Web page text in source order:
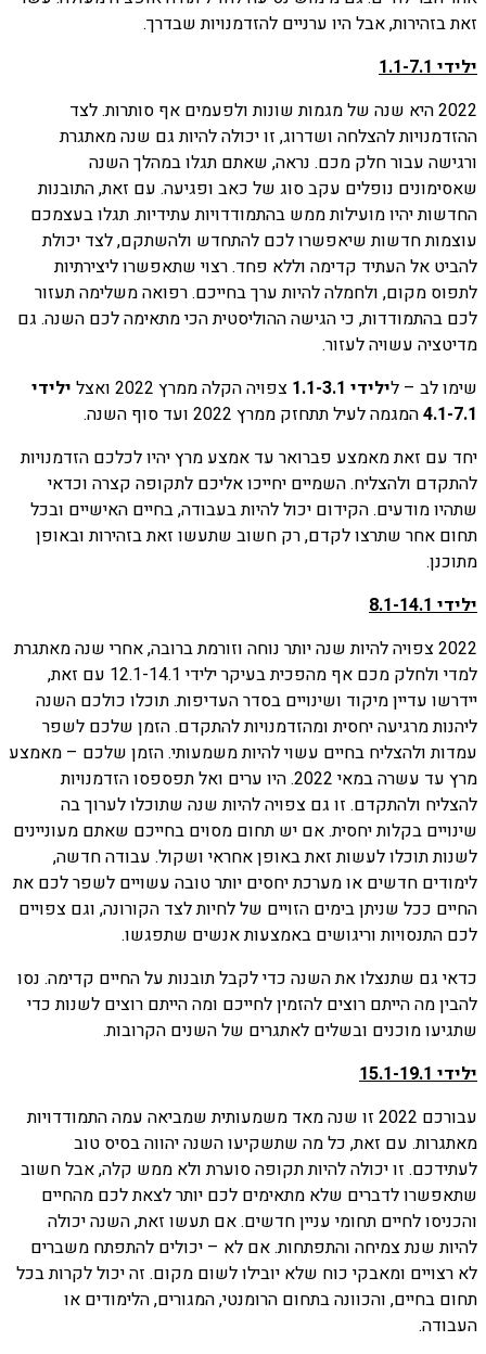
זאת בזהירות, אבל היו ערניים להזדמנויות שבדרך.
ילידי 1.1-7.1
2022 היא שנה של מגמות שונות ולפעמים אף סותרות. לצד
ההזדמנויות להצלחה ושדרוג, זו יכולה להיות גם שנה מאתגרת
ורגישה עבור חלק מכם. נראה, שאתם תגלו במהלך השנה
שאסימונים נופלים עקב סוג של כאב ופגיעה. עם זאת, התובנות
החדשות יהיו מועילות ממש בהתמודדויות עתידיות. תגלו בעצמכם
עוצמות חדשות שיאפשרו לכם להתחדש ולהשתקם, לצד יכולת
להביט אל העתיד קדימה וללא פחד. רצוי שתאפשרו ליצירתיות
לתפוס מקום, ולחמלה להיות ערך בחייכם. רפואה משלימה תעזור
לכם בהתמודדות, כי הגישה ההוליסטית הכי מתאימה לכם השנה. גם
מדיטציה עשויה לעזור.
שימו לב – לילידי 1.1-3.1 צפויה הקלה ממרץ 2022 ואצל
ילידי
4.1-7.1המגמה לעיל תתחזק ממרץ 2022 ועד סוף השנה.
יחד עם זאת מאמצע פברואר עד אמצע מרץ יהיו לכלכם הזדמנויות
להתקדם ולהצליח. השמיים יחייכו אליכם לתקופה קצרה וכדאי
שתהיו מודעים. הקידום יכול להיות בעבודה, בחיים האישיים ובכל
תחום אחר שתרצו לקדם, רק חשוב שתעשו זאת בזהירות ובאופן
מתוכנן.
ילידי 8.1-14.1
2022 צפויה להיות שנה יותר נוחה וזורמת ברובה, אחרי שנה מאתגרת
למדי ולחלק מכם אף מהפכית בעיקר ילידי 12.1-14.1 עם זאת,
יידרשו עדיין מיקוד ושינויים בסדר העדיפות. תוכלו כולכם השנה
ליהנות מרגיעה יחסית ומהזדמנויות להתקדם. הזמן שלכם לשפר
עמדות ולהצליח בחיים עשוי להיות משמעותי. הזמן שלכם – מאמצע
מרץ עד עשרה במאי 2022. היו ערים ואל תפספסו הזדמנויות
להצליח ולהתקדם. זו גם צפויה להיות שנה שתוכלו לערוך בה
שינויים בקלות יחסית. אם יש תחום מסוים בחייכם שאתם מעוניינים
לשנות תוכלו לעשות זאת באופן אחראי ושקול. עבודה חדשה,
לימודים חדשים או מערכת יחסים יותר טובה עשויים לשפר לכם את
החיים ככל שניתן בימים הזויים של לחיות לצד הקורונה, וגם צפויים
לכם התנסויות וריגושים באמצעות אנשים שתפגשו.
כדאי גם שתנצלו את השנה כדי לקבל תובנות על החיים קדימה. נסו
להבין מה הייתם רוצים להזמין לחייכם ומה הייתם רוצים לשנות כדי
שתגיעו מוכנים ובשלים לאתגרים של השנים הקרובות.
ילידי 15.1-19.1
עבורכם 2022 זו שנה מאד משמעותית שמביאה עמה התמודדויות
מאתגרות. עם זאת, כל מה שתשקיעו השנה יהווה בסיס טוב
לעתידכם. זו יכולה להיות תקופה סוערת ולא ממש קלה, אבל חשוב
שתאפשרו לדברים שלא מתאימים לכם יותר לצאת לכם מהחיים
והכניסו לחיים תחומי עניין חדשים. אם תעשו זאת, השנה יכולה
להיות שנת צמיחה והתפתחות. אם לא – יכולים להתפתח משברים
לא רצויים ומאבקי כוח שלא יובילו לשום מקום. זה יכול לקרות בכל
תחום בחיים, והכוונה בתחום הרומנטי, המגורים, הלימודים או
העבודה.